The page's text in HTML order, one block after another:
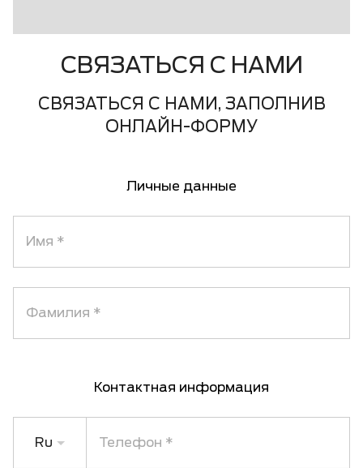
СВЯЗАТЬСЯ С НАМИ
СВЯЗАТЬСЯ С НАМИ, ЗАПОЛНИВ
ОНЛАЙН-ФОРМУ
Личные данные
Имя
Фамилия
Контактная информация
Ru Телефон